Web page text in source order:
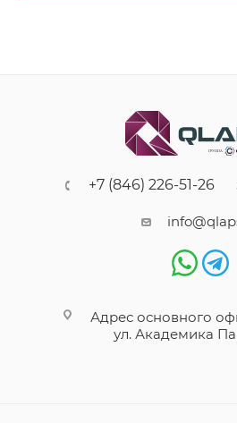
+7 (846) 226-51-26
Адрес основного
ул. Академика